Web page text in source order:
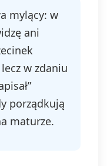
mylący: w
ani
w zdaniu
porządkują
maturze.